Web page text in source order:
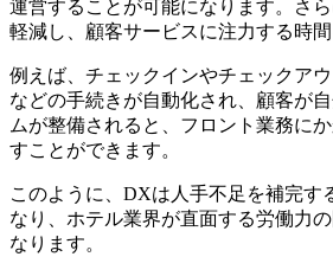
運営することが可能になります。さ
軽減し、顧客サービスに注力する時
例えば、チェックインやチェックア
などの手続きが自動化され、顧客が
ムが整備されると、フロント業務に
すことができます。
このように、DXは人手不足を補完す
なり、ホテル業界が直面する労働力
なります。